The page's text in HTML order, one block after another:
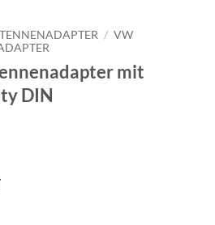
/ VW
mit
DIN